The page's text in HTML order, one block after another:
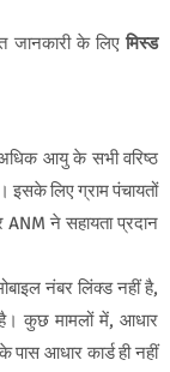
जानकारी के लिएमिस्ड
आयु के सभी वरिष्ठ
इसके लिए ग्राम पंचायतों
ने सहायता प्रदान
नंबर लिंक्ड नहीं है,
कुछ मामलों में, आधार
पास आधार कार्ड ही नहीं